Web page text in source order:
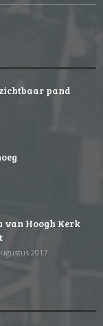
pand
van Hoogh Kerk
2017